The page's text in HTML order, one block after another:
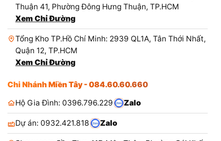
Thuận 41, Phường Đông Hưng Thuận, TP.HCM
Xem Chỉ Đường
Tổng Kho TP.Hồ Chí Minh: 2939 QL1A, Tân Thới Nhất,
Quận 12, TP.HCM
Xem Chỉ Đường
Chi Nhánh Miền Tây - 084.60.60.660
Hộ Gia Đình: 0396.796.229
Zalo
Dự án: 0932.421.818 Zalo